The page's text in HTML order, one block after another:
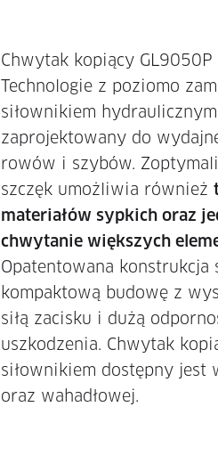
Chwytak kopiący GL9050P
Technologie z poziomo
siłownikiem hydraulicznym
zaprojektowany do
rowów i szybów.
szczęk umożliwia również
materiałów sypkich oraz
chwytanie większych
Opatentowana konstrukcja
kompaktową budowę z
siłą zacisku i dużą
uszkodzenia. Chwytak
siłownikiem dostępny jest
oraz wahadłowej.